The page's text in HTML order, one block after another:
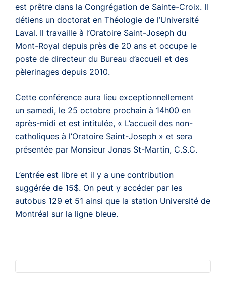
est prêtre dans la Congrégation de Sainte-Croix. Il
détiens un doctorat en Théologie de l’Université
Laval. Il travaille à l’Oratoire Saint-Joseph du
Mont-Royal depuis près de 20 ans et occupe le
poste de directeur du Bureau d’accueil et des
pèlerinages depuis 2010.
Cette conférence aura lieu exceptionnellement
un samedi, le 25 octobre prochain à 14h00 en
après-midi et est intitulée, « L’accueil des non-
catholiques à l’Oratoire Saint-Joseph » et sera
présentée par Monsieur Jonas St-Martin, C.S.C.
L’entrée est libre et il y a une contribution
suggérée de 15$. On peut y accéder par les
autobus 129 et 51 ainsi que la station Université de
Montréal sur la ligne bleue.